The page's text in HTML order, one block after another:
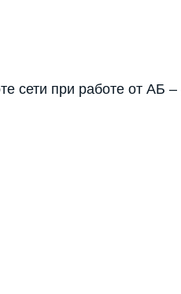
сети при работе от АБ